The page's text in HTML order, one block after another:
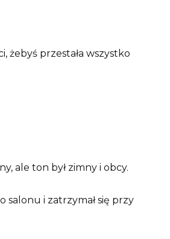
żebyś przestała wszystko
ale ton był zimny i obcy.
salonu i zatrzymał się przy